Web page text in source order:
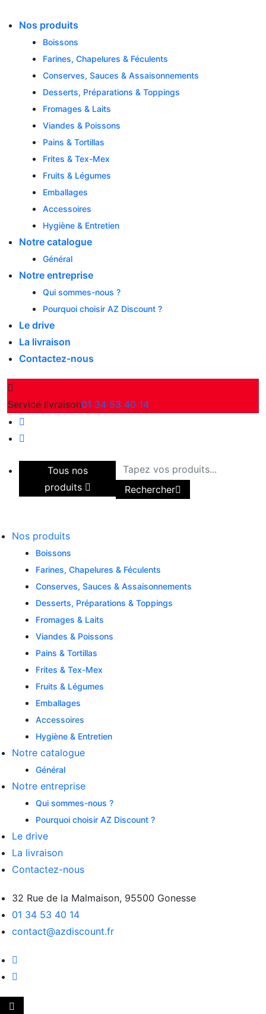
content
Nos produits
Boissons
Farines, Chapelures & Féculents
Conserves, Sauces & Assaisonnements
Desserts, Préparations & Toppings
Fromages & Laits
Viandes & Poissons
Pains & Tortillas
Frites & Tex-Mex
Fruits & Légumes
Emballages
Accessoires
Hygiène & Entretien
Notre catalogue
Général
Notre entreprise
Qui sommes-nous ?
Pourquoi choisir AZ Discount ?
Le drive
La livraison
Contactez-nous
Service livraison01 34 53 40 14
Tous nos
produits
Rechercher
Nos produits
Boissons
Farines, Chapelures & Féculents
Conserves, Sauces & Assaisonnements
Desserts, Préparations & Toppings
Fromages & Laits
Viandes & Poissons
Pains & Tortillas
Frites & Tex-Mex
Fruits & Légumes
Emballages
Accessoires
Hygiène & Entretien
Notre catalogue
Général
Notre entreprise
Qui sommes-nous ?
Pourquoi choisir AZ Discount ?
Le drive
La livraison
Contactez-nous
32 Rue de la Malmaison, 95500 Gonesse
01 34 53 40 14
contact@azdiscount.fr